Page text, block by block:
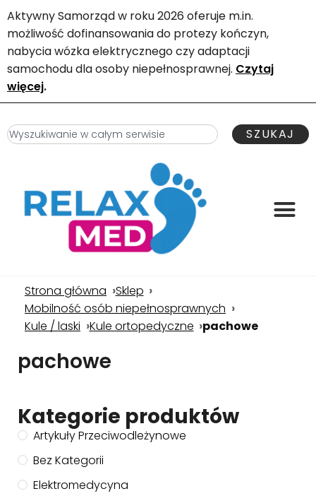
Aktywny Samorząd w roku 2026 oferuje m.in.
możliwość dofinansowania do protezy kończyn,
nabycia wózka elektrycznego czy adaptacji
samochodu dla osoby niepełnosprawnej. Czytaj
więcej.
SZUKAJ
Strona główna Sklep
Mobilność osób niepełnosprawnych
Kule / laski Kule ortopedyczne pachowe
pachowe
Kategorie produktów
Artykuły Przeciwodleżynowe
Bez Kategorii
Elektromedycyna